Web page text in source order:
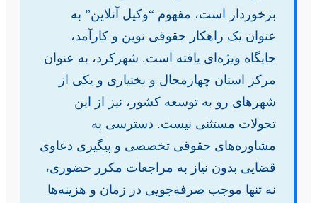
برخوردار است، مفهوم “وکیل آنلاین” به
عنوان یک راهکار حقوقی نوین و کارآمد،
جایگاه ویژه‌ای یافته است. شهرکرد، به عنوان
مرکز استان چهارمحال و بختیاری و یکی از
شهرهای رو به توسعه کشور، نیز از این
تحولات مستثنی نیست. دسترسی به
مشاوره‌های حقوقی تخصصی و پیگیری دعاوی
قضایی بدون نیاز به مراجعات مکرر حضوری،
نه تنها موجب صرفه‌جویی در زمان و هزینه‌ها